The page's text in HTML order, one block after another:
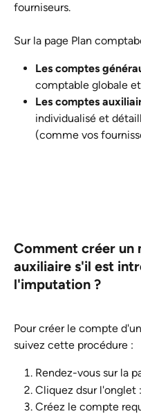
fourniseurs.
Sur la page Plan
Les comptes
comptable globale
Les comptes
individualisé et
(comme vos
Comment créer un
auxiliaire s'il est
l'imputation ?
Pour créer le compte
suivez cette procédure :
Rendez-vous sur la
Cliquez dsur l'onglet :
Créez le compte